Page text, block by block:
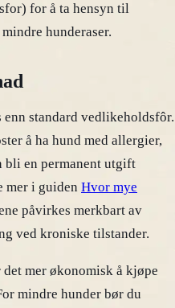
for å ta hensyn til
hunderaser.
standard vedlikeholdsfôr.
å ha hund med allergier,
bli en permanent utgift
mer i guiden Hvor mye
påvirkes merkbart av
ved kroniske tilstander.
mer økonomisk å kjøpe
mindre hunder bør du